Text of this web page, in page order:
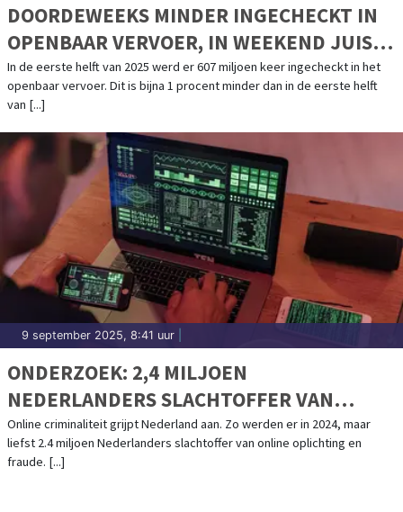
DOORDEWEEKS MINDER INGECHECKT IN
OPENBAAR VERVOER, IN WEEKEND JUIST
MEER
In de eerste helft van 2025 werd er 607 miljoen keer ingecheckt in het
openbaar vervoer. Dit is bijna 1 procent minder dan in de eerste helft
van [...]
9 september 2025, 8:41 uur
ONDERZOEK: 2,4 MILJOEN
NEDERLANDERS SLACHTOFFER VAN
ONLINE CRIMINALITEIT IN 2024
Online criminaliteit grijpt Nederland aan. Zo werden er in 2024, maar
liefst 2.4 miljoen Nederlanders slachtoffer van online oplichting en
fraude. [...]